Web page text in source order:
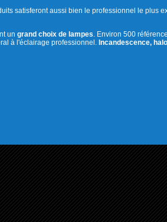
satisferont aussi bien le professionnel le plus
un grand choix de lampes. Environ 500
à l'éclairage professionnel. Incandescence,